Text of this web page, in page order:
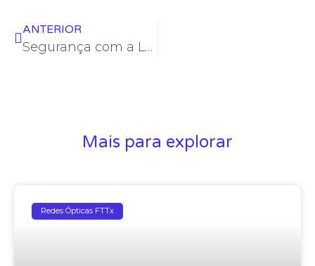
ANTERIOR
Segurança com a Luz do Laser
Mais para explorar
Redes Ópticas FTTx